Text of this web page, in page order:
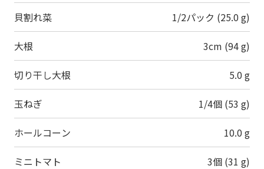
貝割れ菜 1/2パック (25.0 g)
大根 3cm (94 g)
切り干し大根 5.0 g
玉ねぎ 1/4個 (53 g)
ホールコーン 10.0 g
ミニトマト 3個 (31 g)